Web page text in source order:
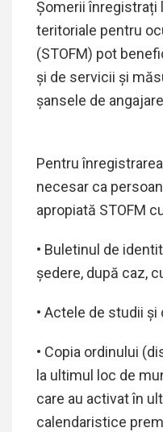
Șomerii înregistrați
teritoriale pentru
(STOFM) pot
și de servicii și
șansele de
Pentru
necesar ca
apropiată STOFM
• Buletinul de
ședere, după caz,
• Actele de studii
• Copia ordinului
la ultimul loc de
care au activat în
calendaristice